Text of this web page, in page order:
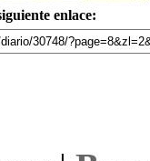
enlace: